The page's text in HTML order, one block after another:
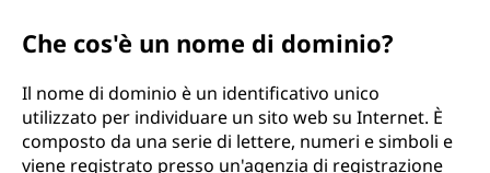
Che cos'è un nome di dominio?
Il nome di dominio è un identificativo unico
utilizzato per individuare un sito web su Internet. È
composto da una serie di lettere, numeri e simboli e
viene registrato presso un'agenzia di registrazione